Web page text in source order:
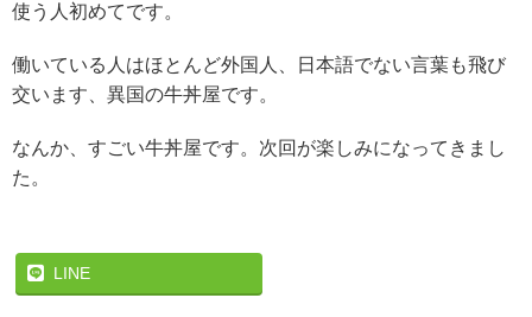
使う人初めてです。
働いている人はほとんど外国人、日本語でない言葉も飛び
交います、異国の牛丼屋です。
なんか、すごい牛丼屋です。次回が楽しみになってきまし
た。
LINE